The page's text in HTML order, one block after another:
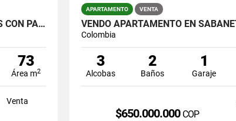
VENTA DE CASA EN BUENOS AIRES CON PARQUEADERO
73
Área m2
Venta
APARTAMENTO VENTA
Colombia
3
Alcobas
2
Baños
1
Garaje
$650.000.000 COP